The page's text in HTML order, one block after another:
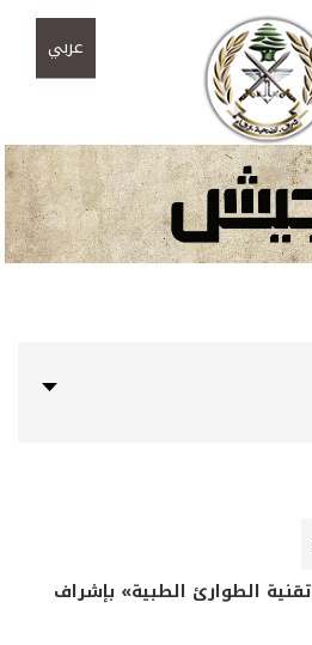
عربي
الطوارئ الطبية» بإشراف